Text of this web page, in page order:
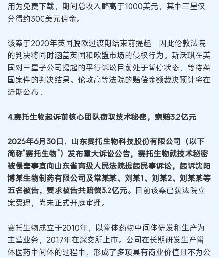
用为免费下载，期间总收入略高于1000美元，其中三星仅
分得约300美元佣金。
该案于2020年英国脱欧过渡期结束前提起，因此伦敦法院
的判决将同时涵盖英国和欧盟市场的侵权行为。斯沃琪在美
国对三星子公司提起的平行诉讼目前处于暂停状态，等待英
国案件的判决结果。伦敦高等法院的赔偿金额裁决预计将在
近期公布。
4.赛托生物起诉前核心团队窃取技术秘密，索赔3.2亿元
2026年6月30日，山东赛托生物科技股份有限公司（以下
简称“赛托生物”）发布重大诉讼公告，赛托生物就技术秘密
被侵害事宜向山东省高级人民法院提起民事诉讼，起诉沈阳
博某生物制药有限公司及常某某、刘某1、刘某2、刘某某等
五名被告，要求被告共赔偿3.2亿元。 目前该案已获法院立
案受理，尚未正式开庭审理。
赛托生物成立于2010年，以甾体药物中间体研发和生产为
主营业务，2017年在深交所上市。公司在长期研发生产甾
体医药中间体的过程中，形成了多项具有商业价值且不为公